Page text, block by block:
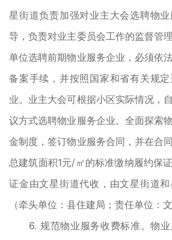
星街道负责加强对业主大会选聘物
导，负责对业主委员会工作的监督管
单位选聘前期物业服务企业，必须依
备案手续，并按照国家和省有关规
业。业主大会可根据小区实际情况，
议方式选聘物业服务企业。全面探索
金制度，签订物业服务合同，并在合
总建筑面积1元/㎡的标准缴纳履约保
证金由文星街道代收，由文星街道和
（牵头单位：县住建局；责任单位：文
6. 规范物业服务收费标准。物业